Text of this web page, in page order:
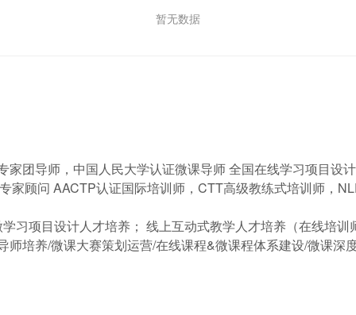
暂无数据
团导师，中国人民大学认证微课导师 全国在线学习项目设
家顾问 AACTP认证国际培训师，CTT高级教练式培训师，
习项目设计人才培养； 线上互动式教学人才培养（在线培
培养/微课大赛策划运营/在线课程&微课程体系建设/微课深